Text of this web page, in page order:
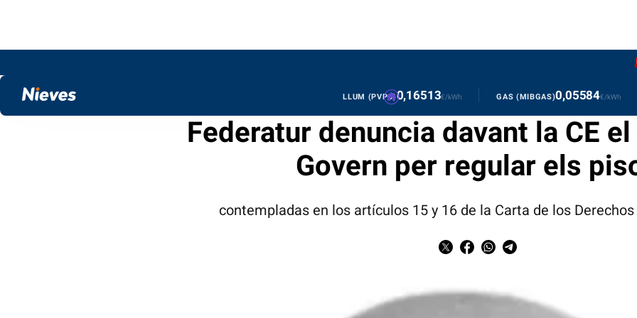
LLUM (PVPC)0,16513€/kWh GAS (MIBGAS)0,05584€/kWh
Federatur denuncia davant la CE
Govern per regular els
contempladas en los artículos 15 y 16 de la Carta de los